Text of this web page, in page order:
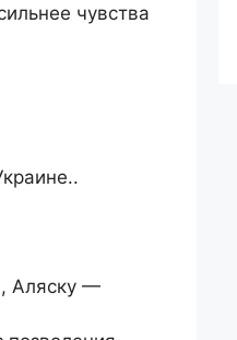
чувства
Аляску —